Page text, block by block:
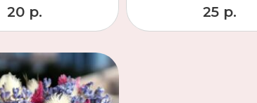
20 р. 25 р.